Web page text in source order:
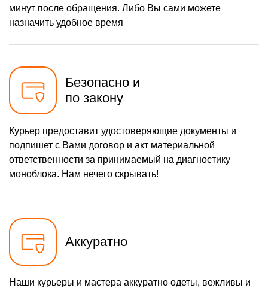
минут после обращения. Либо Вы сами можете
назначить удобное время
Безопасно и
по закону
Курьер предоставит удостоверяющие документы и
подпишет с Вами договор и акт материальной
ответственности за принимаемый на диагностику
моноблока. Нам нечего скрывать!
Аккуратно
Наши курьеры и мастера аккуратно одеты, вежливы и